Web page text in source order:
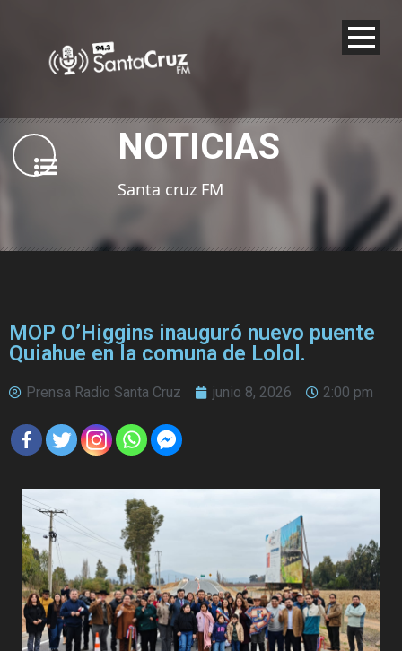
NOTICIAS
Santa cruz FM
MOP O’Higgins inauguró nuevo puente
Quiahue en la comuna de Lolol.
Prensa Radio Santa Cruz junio 8, 2026 2:00 pm